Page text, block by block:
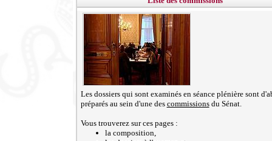
Les dossiers qui sont examinés en séance plénière sont
préparés au sein d'une des commissionsdu Sénat.
Vous trouverez sur ces pages :
la composition,